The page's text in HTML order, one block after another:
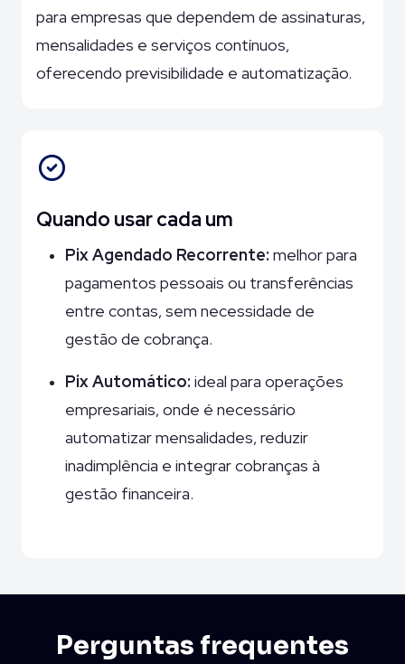
para empresas que dependem de assinaturas,
mensalidades e serviços contínuos,
oferecendo previsibilidade e automatização.
Quando usar cada um
Pix Agendado Recorrente: melhor para
pagamentos pessoais ou transferências
entre contas, sem necessidade de
gestão de cobrança.
Pix Automático: ideal para operações
empresariais, onde é necessário
automatizar mensalidades, reduzir
inadimplência e integrar cobranças à
gestão financeira.
Perguntas frequentes